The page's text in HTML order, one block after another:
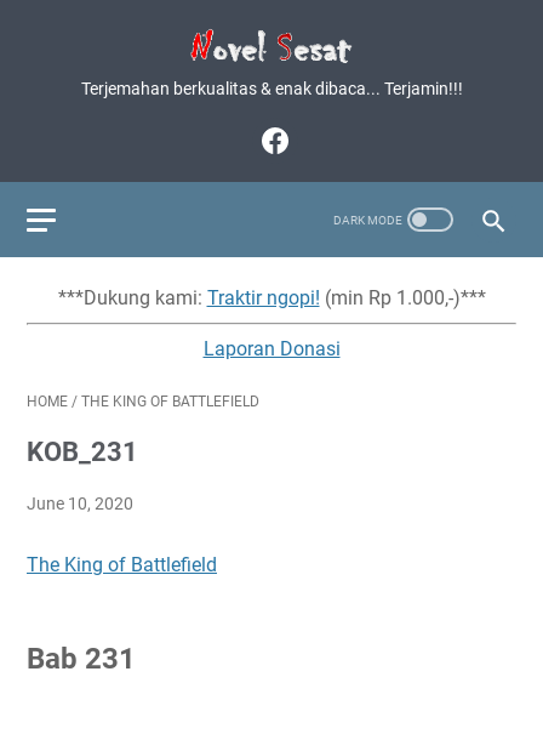
Terjemahan berkualitas & enak dibaca... Terjamin!!!
***Dukung kami: Traktir ngopi! (min Rp 1.000,-)***
Laporan Donasi
HOME / THE KING OF BATTLEFIELD
KOB_231
June 10, 2020
The King of Battlefield
Bab 231